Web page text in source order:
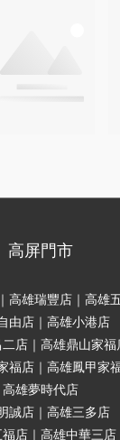
高屏門市
高雄瑞豐店｜高雄
由店｜高雄小港店
店｜高雄鼎山家福
福店｜高雄鳳甲家
高雄夢時代店
誠店｜高雄三多店
店｜高雄中華三店